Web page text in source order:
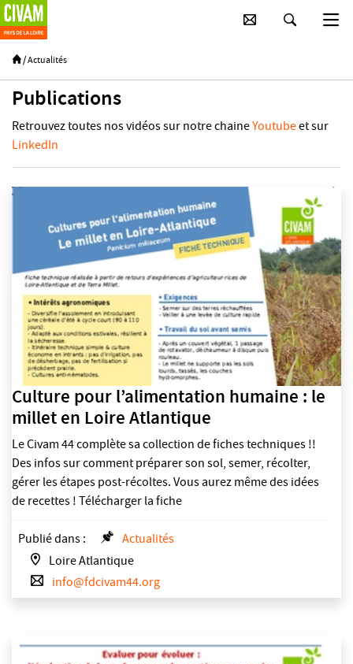
Passer au contenu principal
/Actualités
Publications
Retrouvez toutes nos vidéos sur notre chaineYoutubeet sur
LinkedIn
Culture pour l’alimentation humaine : le
millet en Loire Atlantique
Le Civam 44 complète sa collection de fiches techniques !!
Des infos sur comment préparer son sol, semer, récolter,
gérer les étapes post-récoltes. Vous aurez même des idées
de recettes ! Télécharger la fiche
Publié dans :
Actualités
Loire Atlantique
info@fdcivam44.org